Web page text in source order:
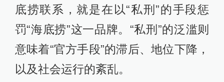
底捞联系，就是在以“私刑”的手段惩
罚“海底捞”这一品牌。“私刑”的泛滥则
意味着“官方手段”的滞后、地位下降，
以及社会运行的紊乱。